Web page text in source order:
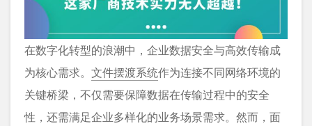
在数字化转型的浪潮中，企业数据安全与高效传输成
为核心需求。 文件摆渡系统作为连接不同网络环境的
关键桥梁，不仅需要保障数据在传输过程中的安全
性，还需满足企业多样化的业务场景需求。然而，面